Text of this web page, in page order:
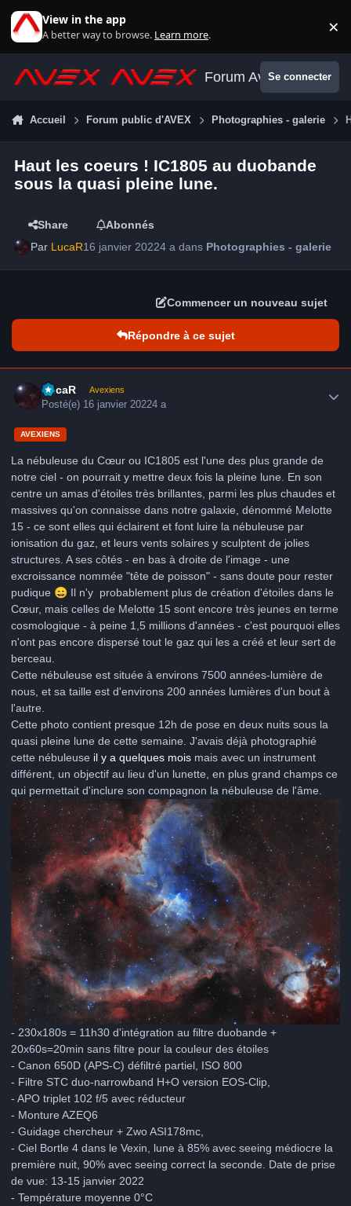
View in the app
A better way to browse. Learn more. ×
Forum AvexSe connecter
Accueil Forum public d'AVEX Photographies - galerie
Haut les coeurs ! IC1805 au duobande
sous la quasi pleine lune.
Share
Abonnés
Par LucaR16 janvier 20224 a dans Photographies - galerie
Commencer un nouveau sujet
Répondre à ce sujet
LucaR Avexiens
Posté(e) 16 janvier 20224 a
AVEXIENS
La nébuleuse du Cœur ou IC1805 est l'une des plus grande de
notre ciel - on pourrait y mettre deux fois la pleine lune. En son
centre un amas d'étoiles très brillantes, parmi les plus chaudes et
massives qu'on connaisse dans notre galaxie, dénommé Melotte
15 - ce sont elles qui éclairent et font luire la nébuleuse par
ionisation du gaz, et leurs vents solaires y sculptent de jolies
structures. A ses côtés - en bas à droite de l'image - une
excroissance nommée "tête de poisson" - sans doute pour rester
pudique 😄 Il n'y probablement plus de création d'étoiles dans le
Cœur, mais celles de Melotte 15 sont encore très jeunes en terme
cosmologique - à peine 1,5 millions d'années - c'est pourquoi elles
n'ont pas encore dispersé tout le gaz qui les a créé et leur sert de
berceau.
Cette nébuleuse est située à environs 7500 années-lumière de
nous, et sa taille est d'environs 200 années lumières d'un bout à
l'autre.
Cette photo contient presque 12h de pose en deux nuits sous la
quasi pleine lune de cette semaine. J'avais déjà photographié
cette nébuleuse il y a quelques mois mais avec un instrument
différent, un objectif au lieu d'un lunette, en plus grand champs ce
qui permettait d'inclure son compagnon la nébuleuse de l'âme.
- 230x180s = 11h30 d'intégration au filtre duobande +
20x60s=20min sans filtre pour la couleur des étoiles
- Canon 650D (APS-C) défiltré partiel, ISO 800
- Filtre STC duo-narrowband H+O version EOS-Clip,
- APO triplet 102 f/5 avec réducteur
- Monture AZEQ6
- Guidage chercheur + Zwo ASI178mc,
- Ciel Bortle 4 dans le Vexin, lune à 85% avec seeing médiocre la
première nuit, 90% avec seeing correct la seconde. Date de prise
de vue: 13-15 janvier 2022
- Température moyenne 0°C